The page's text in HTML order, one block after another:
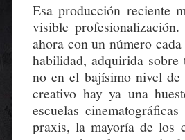
Esa producción reciente
visible
ahora con un número
habilidad, adquirida
no en el bajísimo nivel
creativo hay ya una
escuelas
praxis, la mayoría de los